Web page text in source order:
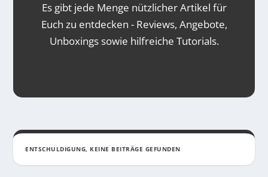
Es gibt jede Menge nützlicher Artikel für
Euch zu entdecken - Reviews, Angebote,
Unboxings sowie hilfreiche Tutorials.
ENTSCHULDIGUNG, KEINE BEITRÄGE GEFUNDEN